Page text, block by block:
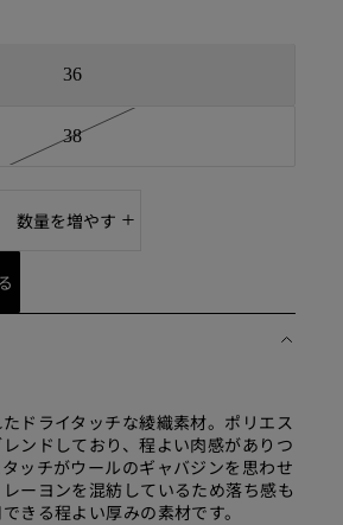
36
38
数量を増やす
ドライタッチな綾織素材。ポリエス
ンドしており、程よい肉感がありつ
ッチがウールのギャバジンを思わせ
ーヨンを混紡しているため落ち感も
きる程よい厚みの素材です。